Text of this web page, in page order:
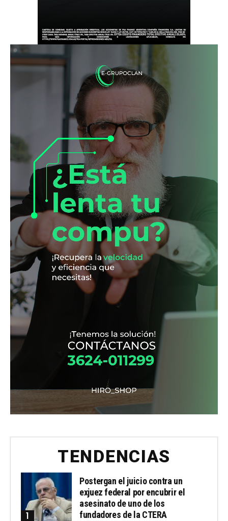
TENDENCIAS
Postergan el juicio contra un
exjuez federal por encubrir el
asesinato de uno de los
fundadores de la CTERA